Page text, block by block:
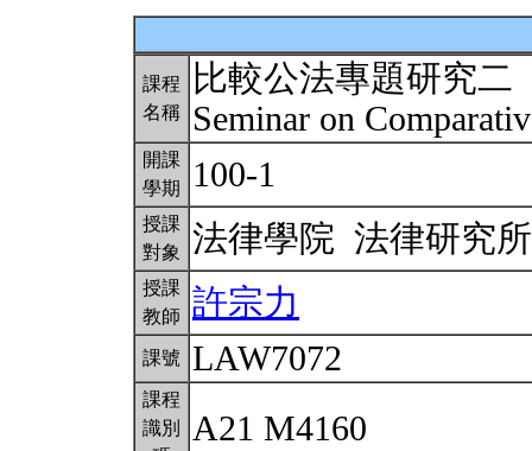
課程
名稱
比較公法專題研究二
Seminar on
開課
學期
100-1
授課
對象
法律學院 法律研究
授課
教師
許宗力
課號 LAW7072
課程
識別
A21 M4160